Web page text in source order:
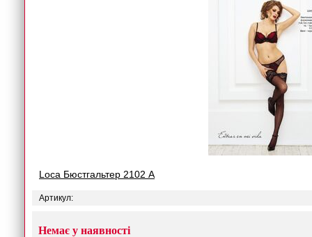
Loca Бюстгальтер 2102 A
Артикул:
Немає у наявності